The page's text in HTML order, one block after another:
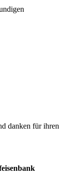
danken für ihren